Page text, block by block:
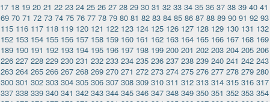
17 18 19 20 21 22 23 24 25 26 27 28 29 30 31 32 33 34 35 36 37 38 39 40 41
69 70 71 72 73 74 75 76 77 78 79 80 81 82 83 84 85 86 87 88 89 90 91 92 93
115 116 117 118 119 120 121 122 123 124 125 126 127 128 129 130 131 132
152 153 154 155 156 157 158 159 160 161 162 163 164 165 166 167 168 169
189 190 191 192 193 194 195 196 197 198 199 200 201 202 203 204 205 206
226 227 228 229 230 231 232 233 234 235 236 237 238 239 240 241 242 243
263 264 265 266 267 268 269 270 271 272 273 274 275 276 277 278 279 280
300 301 302 303 304 305 306 307 308 309 310 311 312 313 314 315 316 317
337 338 339 340 341 342 343 344 345 346 347 348 349 350 351 352 353 354